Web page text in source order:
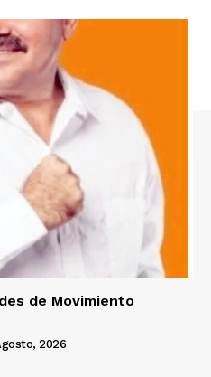
de Movimiento
2026